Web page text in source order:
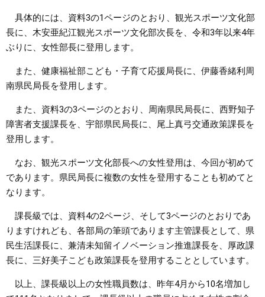
具体的には、資料3の1ページのとおり、観光スポーツ文化部
長に、木安亜紀江観光スポーツ文化部次長を、令和3年以来4年
ぶりに、女性部長に登用します。
また、健康福祉部こども・子育て応援局長に、伊藤香緒利周
南県民局長を登用します。
また、資料3の3ページのとおり、周南県民局長に、西野知子
障害者支援課長を、宇部県民局長に、尾上真弓交通政策課長を
登用します。
なお、観光スポーツ文化部長への女性登用は、今回が初めて
であります。県民局長に複数の女性を登用することも初めてと
なります。
課長級では、資料4の2ページ、そして3ページのとおりであ
りますけれども、各部局の筆頭であります主管課長として、県
民生活課長に、兼清未知留イノベーション推進課長を、厚政課
長に、三好美子こども政策課長を登用することとしています。
以上、課長級以上の女性職員数は、昨年4月から10名増加し